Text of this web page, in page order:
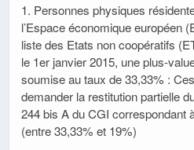
1. Personnes physiques
l’Espace économique européen
liste des Etats non coopératifs
le 1er janvier 2015, une plus-
soumise au taux de 33,33% :
demander la restitution partielle
244 bis A du CGI correspondant
(entre 33,33% et 19%)